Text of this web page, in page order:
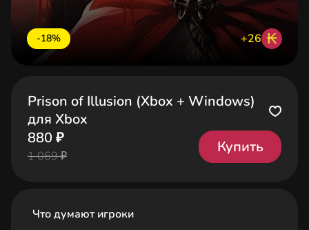
-18% +26 ₭
Prison of Illusion (Xbox + Windows)
для Xbox
880 ₽
1 069 ₽
Купить
Что думают игроки